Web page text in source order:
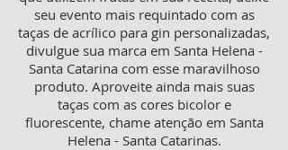
seu evento mais requintado com as
taças de acrílico para gin personalizadas,
divulgue sua marca em Santa Helena -
Santa Catarina com esse maravilhoso
produto. Aproveite ainda mais suas
taças com as cores bicolor e
fluorescente, chame atenção em Santa
Helena - Santa Catarinas.